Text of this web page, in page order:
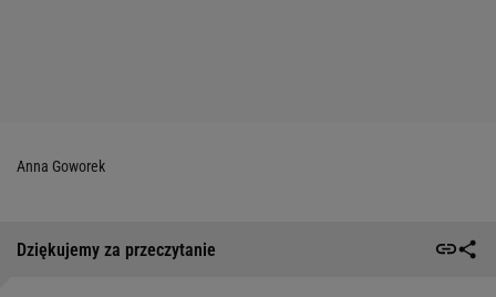
Anna Goworek
Dziękujemy za przeczytanie